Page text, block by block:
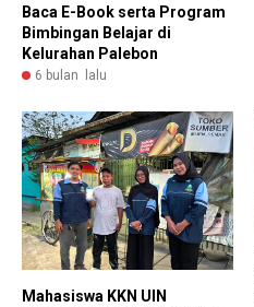
Baca E-Book serta Program
Bimbingan Belajar di
Kelurahan Palebon
6 bulan lalu
Mahasiswa KKN UIN